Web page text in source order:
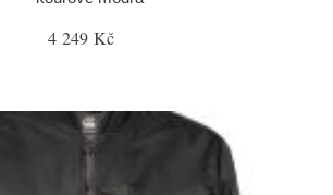
4 249 Kč